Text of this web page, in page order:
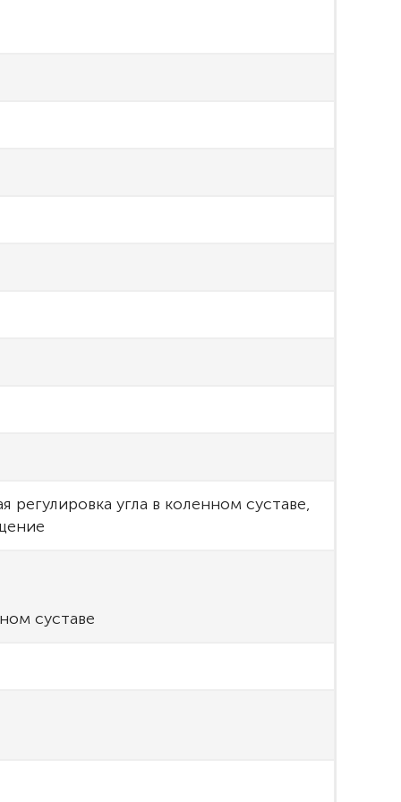
регулировка угла в коленном суставе,
суставе